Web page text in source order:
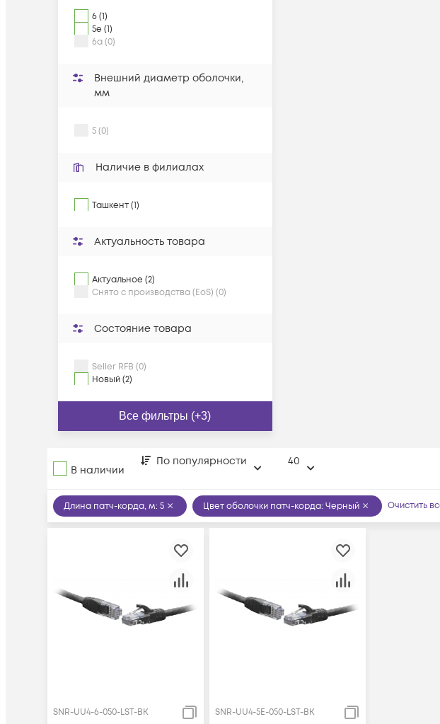
6 (1)
5e (1)
6a (0)
Внешний диаметр оболочки,
мм
5 (0)
Наличие в филиалах
Ташкент (1)
Актуальность товара
Актуальное (2)
Снято с производства (EoS) (0)
Состояние товара
Seller RFB (0)
Новый (2)
Все фильтры (+3)
В наличии
По популярности 40
Длина патч-корда, м: 5 Цвет оболочки патч-корда: Черный Очистить
SNR-UU4-6-050-LST-BK SNR-UU4-5E-050-LST-BK